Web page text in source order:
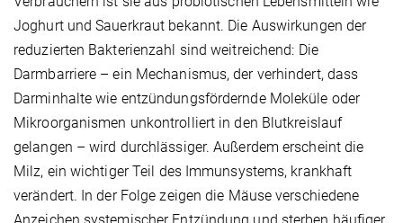
Joghurt und Sauerkraut bekannt. Die Auswirkungen der
reduzierten Bakterienzahl sind weitreichend: Die
Darmbarriere – ein Mechanismus, der verhindert, dass
Darminhalte wie entzündungsfördernde Moleküle oder
Mikroorganismen unkontrolliert in den Blutkreislauf
gelangen – wird durchlässiger. Außerdem erscheint die
Milz, ein wichtiger Teil des Immunsystems, krankhaft
verändert. In der Folge zeigen die Mäuse verschiedene